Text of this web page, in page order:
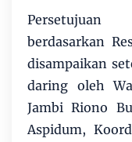
Persetujuan
berdasarkan
disampaikan
daring oleh
Jambi Riono
Aspidum,